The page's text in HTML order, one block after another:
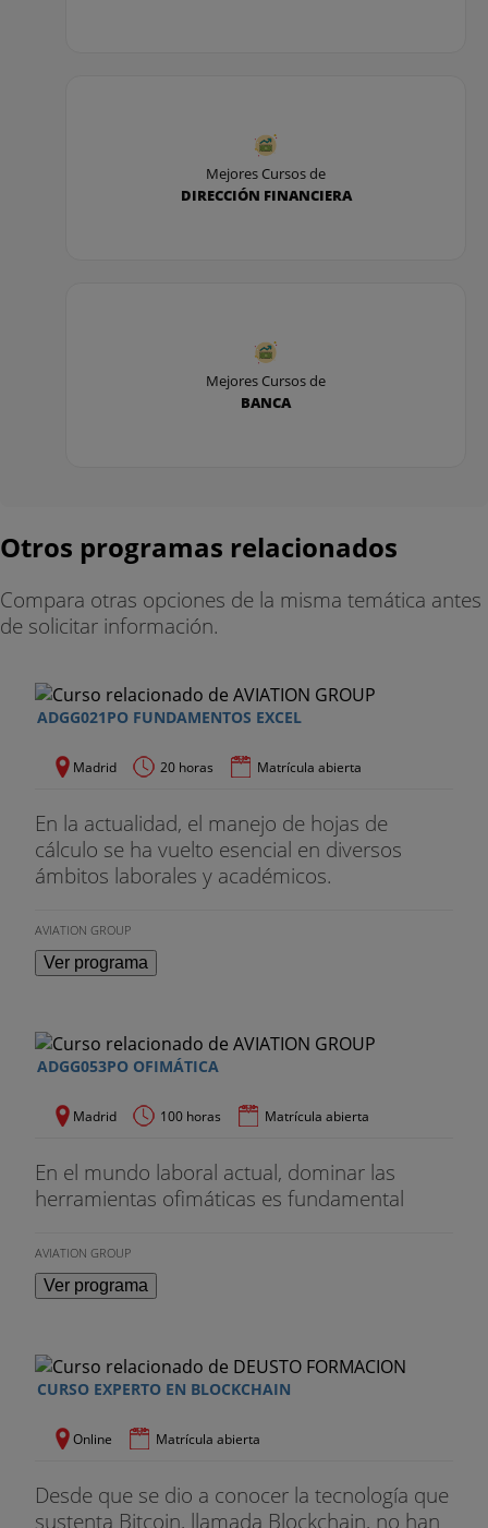
Mejores Cursos de
DIRECCIÓN FINANCIERA
Mejores Cursos de
BANCA
Otros programas relacionados
Compara otras opciones de la misma temática antes
de solicitar información.
ADGG021PO FUNDAMENTOS EXCEL
Madrid 20 horas Matrícula abierta
En la actualidad, el manejo de hojas de
cálculo se ha vuelto esencial en diversos
ámbitos laborales y académicos.
AVIATION GROUP
Ver programa
ADGG053PO OFIMÁTICA
Madrid 100 horas Matrícula abierta
En el mundo laboral actual, dominar las
herramientas ofimáticas es fundamental
AVIATION GROUP
Ver programa
CURSO EXPERTO EN BLOCKCHAIN
Online Matrícula abierta
Desde que se dio a conocer la tecnología que
sustenta Bitcoin, llamada Blockchain, no han